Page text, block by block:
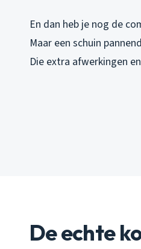
En dan heb je nog de
Maar een schuin
Die extra afwerkingen
De echte